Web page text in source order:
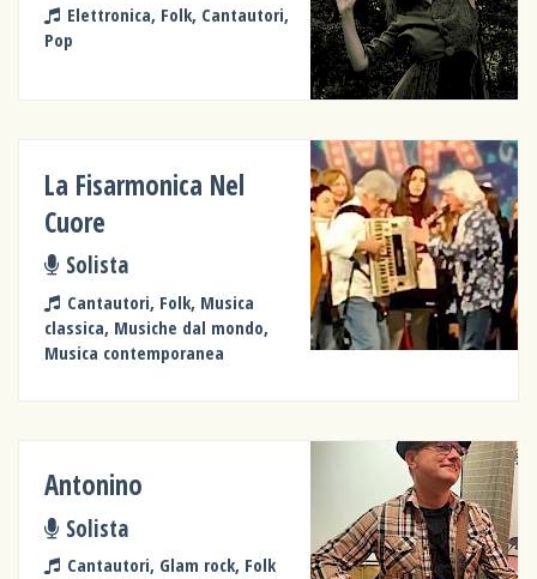
Elettronica, Folk, Cantautori,
Pop
La Fisarmonica Nel
Cuore
Solista
Cantautori, Folk, Musica
classica, Musiche dal mondo,
Musica contemporanea
Antonino
Solista
Cantautori, Glam rock, Folk